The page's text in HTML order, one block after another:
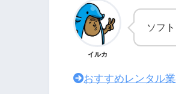
イルカ
ソフ
おすすめレンタル